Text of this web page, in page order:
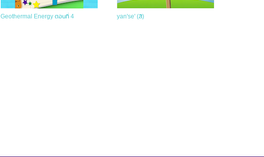
Geothermal Energy ตอนที่ 4 yan'se' (สี)